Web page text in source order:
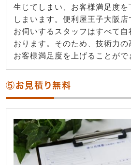
生じてしまい、お客様満足度を
しまいます。便利屋王子大阪
お伺いするスタッフはすべて自
おります。そのため、技術力
お客様満足度を上げることがで
⑤お見積り無料